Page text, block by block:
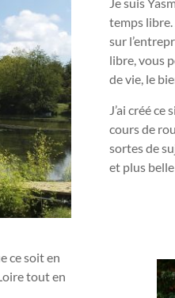
ce soit en
tout en
temps libre.
sur
libre, vous
de vie, le
J’ai créé
cours de
sortes de
et plus